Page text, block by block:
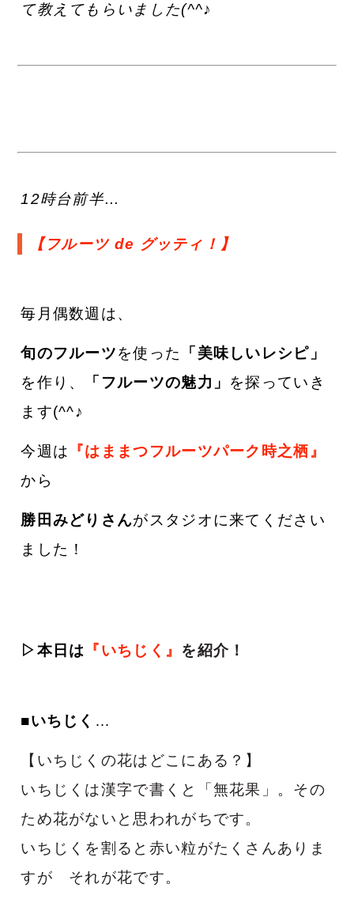
て教えてもらいました(^^♪
12時台前半…
【フルーツ de グッティ！ 】
毎月偶数週は、
旬のフルーツを使った
「美味しいレシピ」
を作り、
「フルーツの魅力」 を探っていき
ます(^^♪
今週は
『はままつフルーツパーク時之栖』
から
勝田みどりさんがスタジオに来てください
ました！
▷本日は 『いちじく 』 を紹介 ！
■いちじく …
【いちじくの花はどこにある？】
いちじくは漢字で書くと「無花果」。その
ため花がないと思われがちです。
いちじくを割ると赤い粒がたくさんありま
すが それが花です。